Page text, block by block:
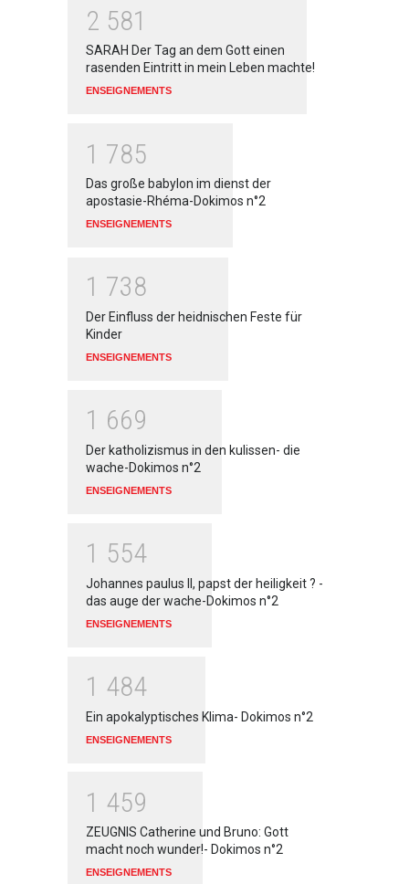
2 581
SARAH Der Tag an dem Gott einen
rasenden Eintritt in mein Leben machte!
ENSEIGNEMENTS
1 785
Das große babylon im dienst der
apostasie-Rhéma-Dokimos n°2
ENSEIGNEMENTS
1 738
Der Einfluss der heidnischen Feste für
Kinder
ENSEIGNEMENTS
1 669
Der katholizismus in den kulissen- die
wache-Dokimos n°2
ENSEIGNEMENTS
1 554
Johannes paulus II, papst der heiligkeit ? -
das auge der wache-Dokimos n°2
ENSEIGNEMENTS
1 484
Ein apokalyptisches Klima- Dokimos n°2
ENSEIGNEMENTS
1 459
ZEUGNIS Catherine und Bruno: Gott
macht noch wunder!- Dokimos n°2
ENSEIGNEMENTS